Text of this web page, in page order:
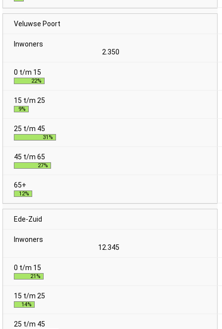
Veluwse Poort
2.350
22%
9%
31%
27%
12%
Ede-Zuid
12.345
21%
14%